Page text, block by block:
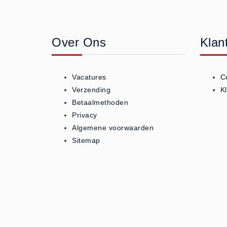
Koud - Warm kompressen (3)
Overige (1)
Teken - Beten sets (5)
Vitamines en mineralen (0)
Eerste Hulp Paneel
Eerste Hulp Paneel (0)
Over Ons
Vacatures
Verzending
Betaalmethoden
Privacy
Algemene voorwaarden
Sitemap